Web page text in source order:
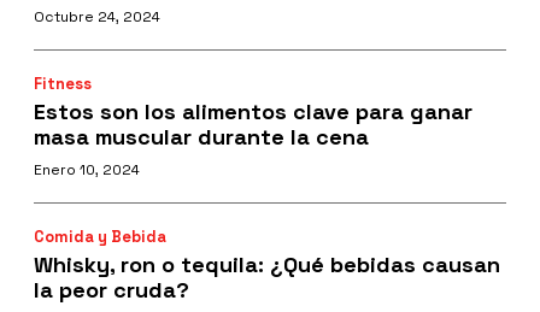
Octubre 24, 2024
Fitness
Estos son los alimentos clave para ganar
masa muscular durante la cena
Enero 10, 2024
Comida y Bebida
Whisky, ron o tequila: ¿Qué bebidas causan
la peor cruda?